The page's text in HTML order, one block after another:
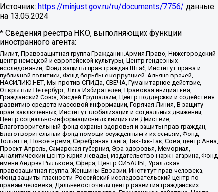
Источник: https://minjust.gov.ru/ru/documents/7756/ данные
на 13.05.2024
* Сведения реестра НКО, выполняющих функции
иностранного агента:
Лилит, Правозащитная группа Гражданин.Армия.Право, Нижегородский
центр немецкой и европейской культуры, Центр гендерных
исследований, Фонд защиты прав граждан Штаб, Институт права и
публичной политики, Фонд борьбы с коррупцией, Альянс врачей,
НАСИЛИЮ.НЕТ, Мы против СПИДа, СВЕЧА, Гуманитарное действие,
Открытый Петербург, Лига Избирателей, Правовая инициатива,
Гражданский Союз, Хасдей Ерушалаим, Центр поддержки и содействия
развитию средств массовой информации, Горячая Линия, В защиту
прав заключенных, Институт глобализации и социальных движений,
Центр социально-информационных инициатив Действие,
Благотворительный фонд охраны здоровья и защиты прав граждан,
Благотворительный фонд помощи осужденным и их семьям, Фонд
Тольятти, Новое время, Серебряная тайга, Так-Так-Так, Сова, центр Анна,
Проект Апрель, Самарская губерния, Эра здоровья, Мемориал,
Аналитический Центр Юрия Левады, Издательство Парк Гагарина, Фонд
имени Андрея Рылькова, Сфера, Центр СИБАЛЬТ, Уральская
правозащитная группа, Женщины Евразии, Институт прав человека,
Фонд защиты гласности, Российский исследовательский центр по
правам человека, Дальневосточный центр развития гражданских